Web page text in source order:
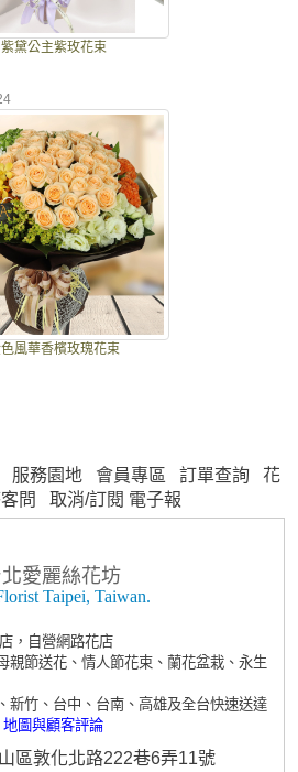
紫黛公主紫玫花束
風華香檳玫瑰花束
服務園地 會員專區 訂單查詢
花
問 取消/訂閱 電子報
北愛麗絲花坊
Taipei, Taiwan.
，自營網路花店
親節送花、情人節花束、蘭花盆栽、永生
新竹、台中、台南、高雄及全台快速送達
地圖與顧客評論
區敦化北路222巷6弄11號